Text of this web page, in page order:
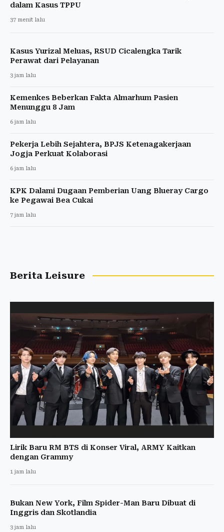
dalam Kasus TPPU
37 menit lalu
Kasus Yurizal Meluas, RSUD Cicalengka Tarik
Perawat dari Pelayanan
3 jam lalu
Kemenkes Beberkan Fakta Almarhum Pasien
Menunggu 8 Jam
6 jam lalu
Pekerja Lebih Sejahtera, BPJS Ketenagakerjaan
Jogja Perkuat Kolaborasi
6 jam lalu
KPK Dalami Dugaan Pemberian Uang Blueray Cargo
ke Pegawai Bea Cukai
7 jam lalu
Berita Leisure
Lirik Baru RM BTS di Konser Viral, ARMY Kaitkan
dengan Grammy
1 jam lalu
Bukan New York, Film Spider-Man Baru Dibuat di
Inggris dan Skotlandia
3 jam lalu